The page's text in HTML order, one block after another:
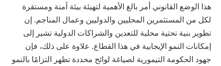
هذا الوضع القانوني أمر بالغ الأهمية لتهيئة بيئة آمنة ومستقرة
لكل من المستثمرين المحليين والدوليين وعمال المناجم. إن
تطوير بنية تحتية محلية للتعدين والشراكات الدولية تشير إلى
إمكانات النمو الإيجابية في هذا القطاع. علاوة على ذلك، فإن
جهود الحكومة التيمورية لصياغة لوائح محددة تظهر التزامًا بالنمو